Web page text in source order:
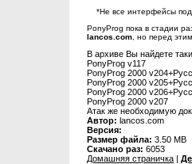
*Не все интерфейсы
PonyProg пока в стадии
lancos.com , но перед
В архиве Вы найдете
PonyProg v117
PonyProg 2000
PonyProg 2000
PonyProg 2000
PonyProg 2000 v207
Атак же необходимую
Автор: lancos.com
Версия:
Размер файла: 3.50 MB
Скачано раз: 6053
Домашняя страничка |